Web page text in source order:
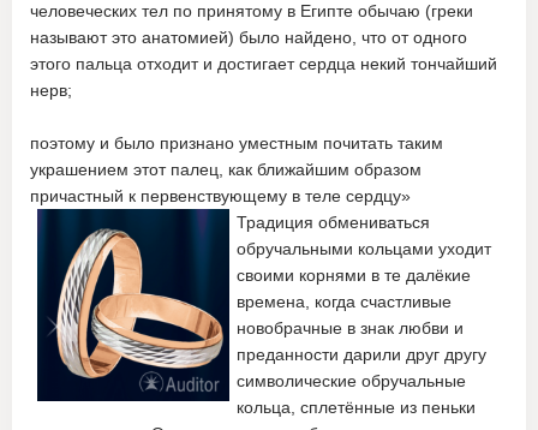
человеческих тел по принятому в Египте обычаю (греки
называют это анатомией) было найдено, что от одного
этого пальца отходит и достигает сердца некий тончайший
нерв;
поэтому и было признано уместным почитать таким
украшением этот палец, как ближайшим образом
причастный к первенствующему в теле сердцу»
Традиция обмениваться
обручальными кольцами уходит
своими корнями в те далёкие
времена, когда счастливые
новобрачные в знак любви и
преданности дарили друг другу
символические обручальные
кольца, сплетённые из пеньки